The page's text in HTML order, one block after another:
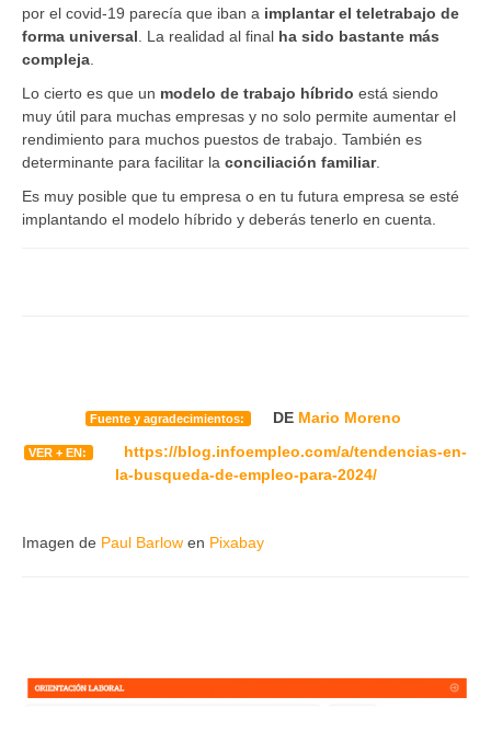
por el covid-19 parecía que iban a implantar el teletrabajo de
forma universal . La realidad al final ha sido bastante más
compleja
Lo cierto es que un modelo de trabajo híbrido está siendo
muy útil para muchas empresas y no solo permite aumentar el
rendimiento para muchos puestos de trabajo. También es
determinante para facilitar la conciliación familiar.
Es muy posible que tu empresa o en tu futura empresa se esté
implantando el modelo híbrido y deberás tenerlo en cuenta.
Fuente y agradecimientos: DE Mario Moreno
VER + EN:
https://blog.infoempleo.com/a/tendencias-en-
la-busqueda-de-empleo-para-2024/
Imagen de Paul Barlow en Pixabay